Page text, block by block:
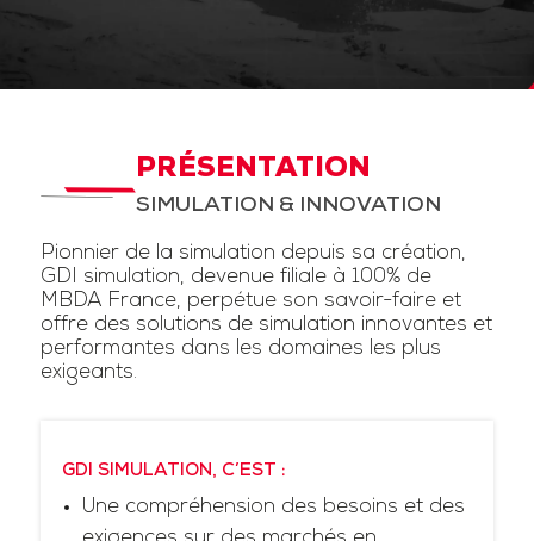
PRÉSENTATION
SIMULATION & INNOVATION
Pionnier de la simulation depuis sa création,
GDI simulation, devenue filiale à 100% de
MBDA France, perpétue son savoir-faire et
offre des solutions de simulation innovantes et
performantes dans les domaines les plus
exigeants.
GDI SIMULATION, C’EST :
Une compréhension des besoins et des